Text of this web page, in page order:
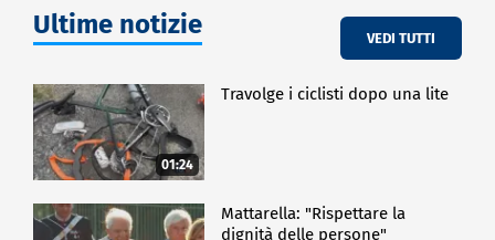
Ultime notizie VEDI TUTTI
01:24
Travolge i ciclisti dopo una lite
Mattarella: "Rispettare la
dignità delle persone"